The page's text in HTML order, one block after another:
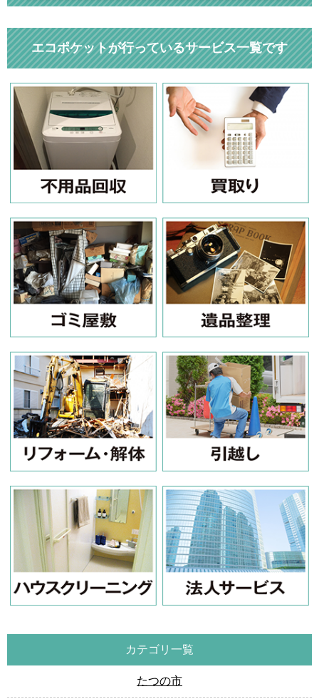
エコポケットが行っているサービス一覧です
カテゴリ一覧
たつの市